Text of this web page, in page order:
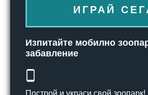
ИГРАЙ
Изпитайте мобилно
забавление
Построй и украси свой